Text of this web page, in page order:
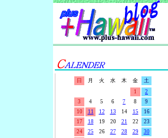
日 月 火 水 木 金
土
1
2
3
4 5 6 7 8
9
10
11 12 13 14 15
16
17
18 19 20 21 22
23
24
25 26 27 28 29
30